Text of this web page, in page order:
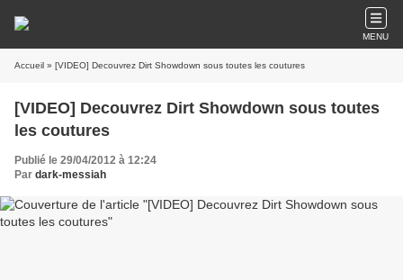
MENU
Accueil » [VIDEO] Decouvrez Dirt Showdown sous toutes les coutures
[VIDEO] Decouvrez Dirt Showdown sous toutes
les coutures
Publié le 29/04/2012 à 12:24
Par dark-messiah